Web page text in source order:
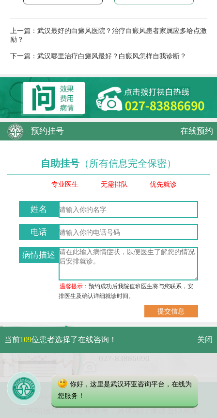
上一篇： 武汉最好的白癜风医院？治疗白癜风患者家属应多给点激
励？
下一篇： 武汉哪里治疗白癜风最好？白癜风怎样自我诊断？
预约挂号 在线预约
自助挂号 （所有信息完全保密）
专业医生 无需排队 优先就诊
姓名
电话
病情描述
温馨提示：预约成功后我院值班医生将与您联系，安
排医生及确认详细就诊时间。
武汉市硚口区解放大道479号
免费电话：
Copyright 2023 武汉环亚中医白癜风医院
本网站信息仅做健康参考，具体诊疗请遵医师意见
当前109位患者选择了在线咨询！ 关闭
你好，这里是武汉环亚咨询平台，在线为
您服务！